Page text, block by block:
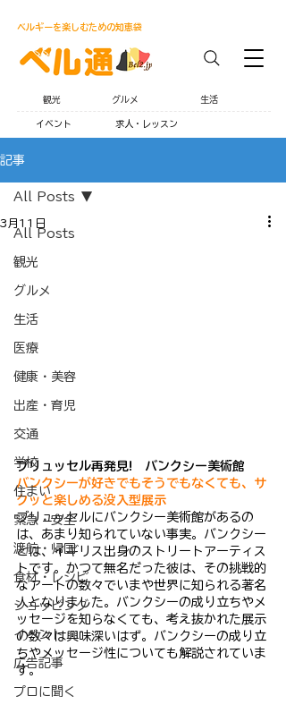
観光 グルメ 生活
求人・レッスン
ベルギーを楽しむための知恵袋
イベント
記事
All Posts
観光
グルメ
生活
医療
健康・美容
出産・育児
交通
学校
住まい
緊急・安全
渡航・帰国
食材・レシピ
ショッピング
イベント
広告記事
プロに聞く
All Posts
3月11日
ブリュッセル再発見!　バンクシー美術館
バンクシーが好きでもそうでもなくても、サ
クッと楽しめる没入型展示
ブリュッセルにバンクシー美術館があるの
は、あまり知られていない事実。バンクシー
とは、イギリス出身のストリートアーティス
トです。かつて無名だった彼は、その挑戦的
なアートの数々でいまや世界に知られる著名
人となりました。バンクシーの成り立ちやメ
ッセージを知らなくても、考え抜かれた展示
の数々は興味深いはず。バンクシーの成り立
ちやメッセージ性についても解説されていま
す。